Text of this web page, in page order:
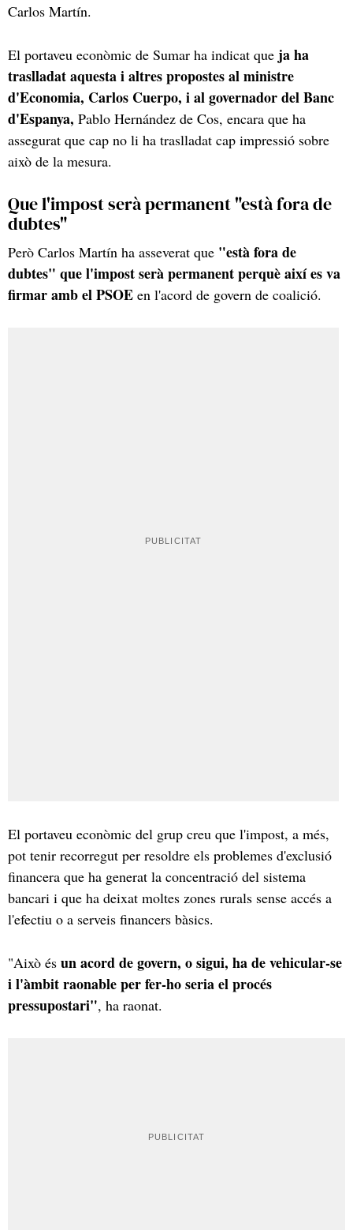
Carlos Martín.
El portaveu econòmic de Sumar ha indicat que ja ha
traslladat aquesta i altres propostes al ministre
d'Economia, Carlos Cuerpo, i al governador del Banc
d'Espanya, Pablo Hernández de Cos, encara que ha
assegurat que cap no li ha traslladat cap impressió sobre
això de la mesura.
Que l'impost serà permanent "està fora de
dubtes"
Però Carlos Martín ha asseverat que "està fora de
dubtes" que l'impost serà permanent perquè així es va
firmar amb el PSOE en l'acord de govern de coalició.
El portaveu econòmic del grup creu que l'impost, a més,
pot tenir recorregut per resoldre els problemes d'exclusió
financera que ha generat la concentració del sistema
bancari i que ha deixat moltes zones rurals sense accés a
l'efectiu o a serveis financers bàsics.
"Això és un acord de govern, o sigui, ha de vehicular-se
i l'àmbit raonable per fer-ho seria el procés
pressupostari", ha raonat.